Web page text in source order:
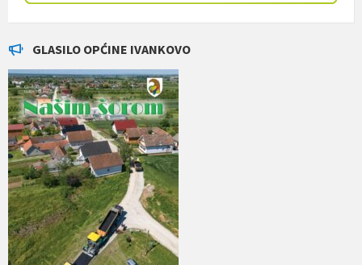
GLASILO OPĆINE IVANKOVO